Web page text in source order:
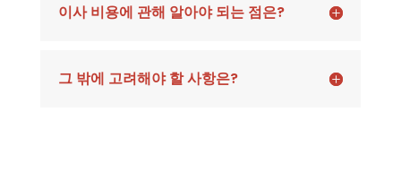
이사 비용에 관해 알아야 되는 점은?
그 밖에 고려해야 할 사항은?